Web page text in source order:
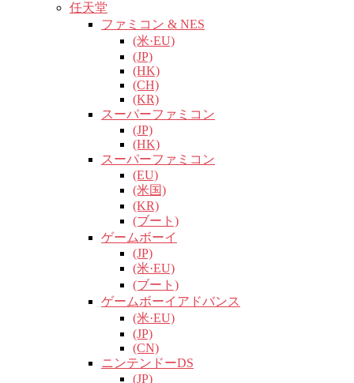
任天堂
ファミコン & NES
(米·EU)
(JP)
(HK)
(CH)
(KR)
スーパーファミコン
(JP)
(HK)
スーパーファミコン
(EU)
(米国)
(KR)
(ブート)
ゲームボーイ
(JP)
(米·EU)
(ブート)
ゲームボーイアドバンス
(米·EU)
(JP)
(CN)
ニンテンドーDS
(JP)